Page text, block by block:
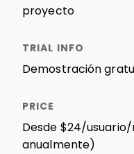
proyecto
Demostración
Desde $24/
anualmente)